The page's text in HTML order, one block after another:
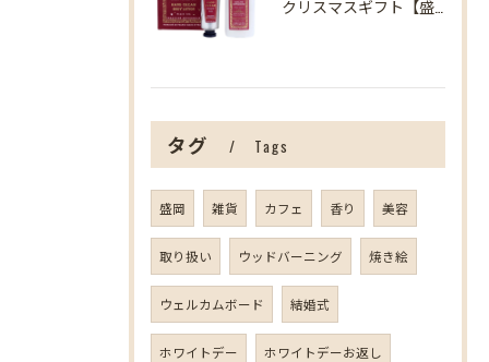
タグ Tags
盛岡 雑貨 カフェ 香り 美容
取り扱い ウッドバーニング 焼き絵
ウェルカムボード 結婚式
ホワイトデー ホワイトデーお返し